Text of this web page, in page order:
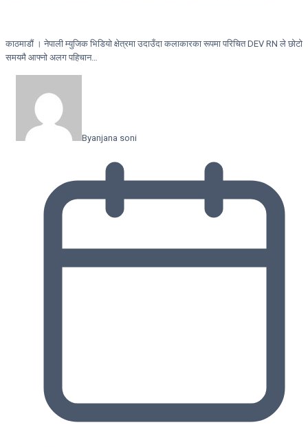
काठमाडौं । नेपाली म्युजिक भिडियो क्षेत्रमा उदाउँदा कलाकारका रूपमा परिचित DEV RN ले छोटो
समयमै आफ्नो अलग पहिचान…
Byanjana soni